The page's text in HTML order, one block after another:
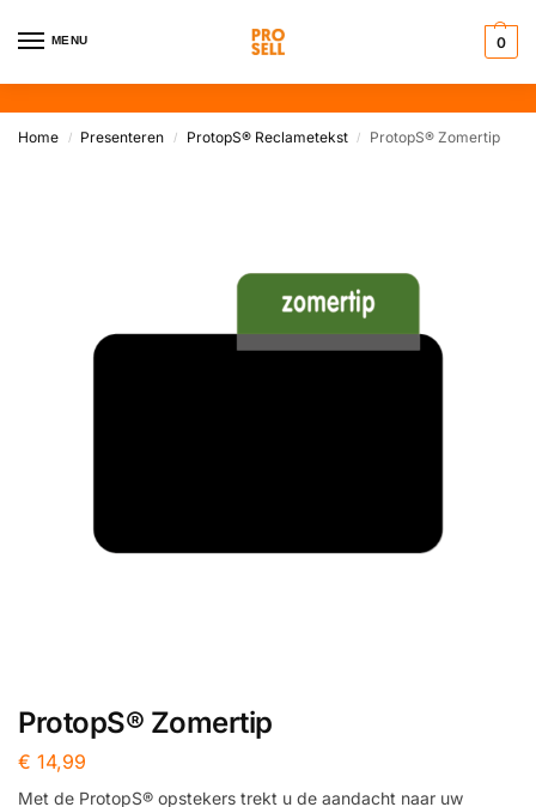
MENU 0
Home / Presenteren / ProtopS® Reclametekst / ProtopS® Zomertip
ProtopS® Zomertip
€ 14,99
Met de ProtopS® opstekers trekt u de aandacht naar uw